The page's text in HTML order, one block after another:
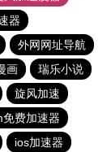
器
外网网址导航
画
瑞乐小说
旋风加速
费加速器
ios加速器